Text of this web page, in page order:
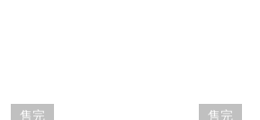
售完 售完